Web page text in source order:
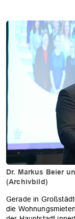
Dr. Markus Beier
(Archivbild)
Gerade in
die